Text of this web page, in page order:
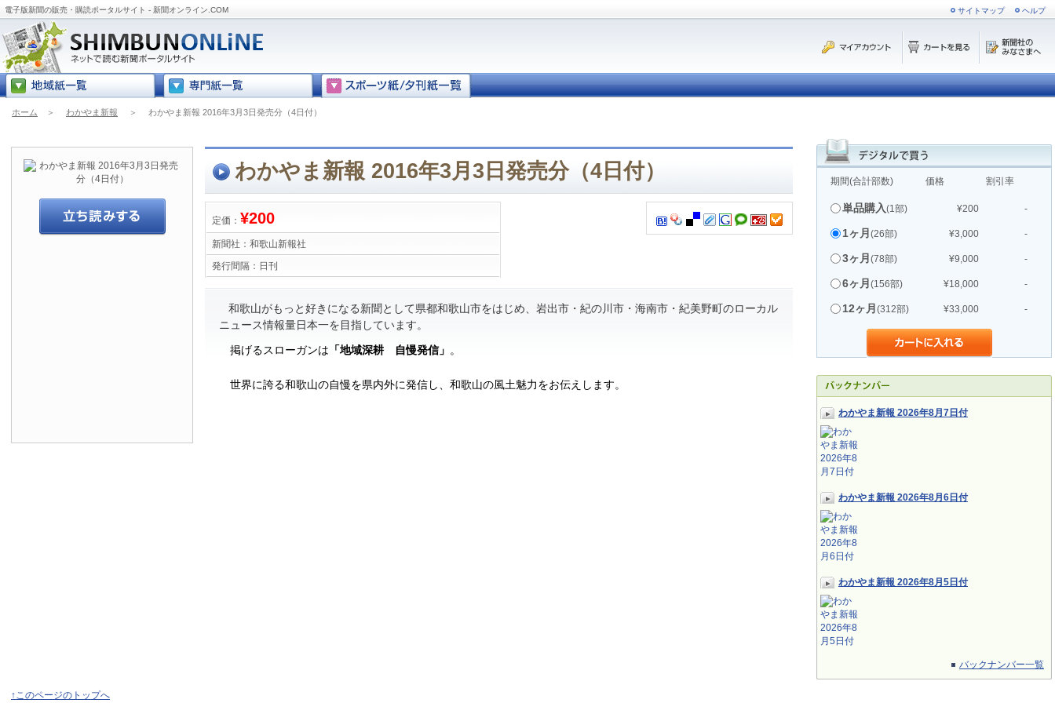
電子版新聞の販売・購読ポータルサイト - 新聞オンライン.COM サイトマップ ヘルプ
ホーム ＞ わかやま新報 ＞ わかやま新報 2016年3月3日発売分（4日付）
期間(合計部数) 価格 割引率
単品購入(1部) ¥200 -
1ヶ月 (26部) ¥3,000 -
3ヶ月 (78部) ¥9,000 -
6ヶ月 (156部) ¥18,000 -
12ヶ月 (312部) ¥33,000 -
わかやま新報 2026年8月7日付
わかやま新報 2026年8月6日付
わかやま新報 2026年8月5日付
バックナンバー一覧
わかやま新報 2016年3月3日発売分（4日付）
定価： ¥200
新聞社： 和歌山新報社
発行間隔： 日刊
和歌山がもっと好きになる新聞として県都和歌山市をはじめ、岩出市・紀の川市・海南市・紀美野町のローカル
ニュース情報量日本一を目指しています。
掲げるスローガンは 「地域深耕 自慢発信」 。
世界に誇る和歌山の自慢を県内外に発信し、和歌山の風土魅力をお伝えします。
↑このページのトップへ